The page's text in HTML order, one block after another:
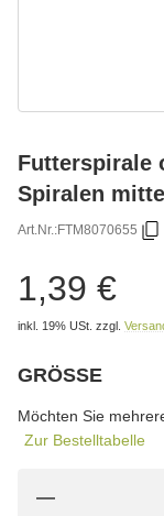
Futterspirale
Spiralen
Art.Nr.:FTM8070655
1,39 €
inkl. 19% USt. zzgl.
GRÖSSE
Möchten Sie
Zur Bestelltabelle